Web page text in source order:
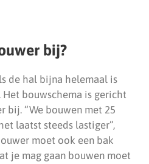
bij?
de hal bijna helemaal is
bouwschema is gericht
bij. “We bouwen met 25
laatst steeds lastiger”,
moet ook een bak
je mag gaan bouwen moet